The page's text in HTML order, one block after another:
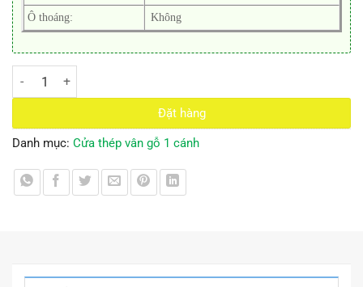
Ô thoáng: Không
Cửa Thép Vân Gỗ KG- 1.07 số lượng
Đặt hàng
Danh mục: Cửa thép vân gỗ 1 cánh